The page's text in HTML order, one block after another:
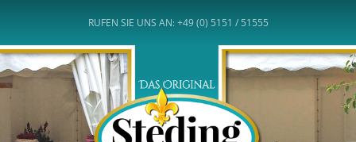
RUFEN SIE UNS AN: +49 (0) 5151 / 51555